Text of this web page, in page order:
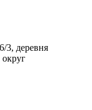
3, деревня